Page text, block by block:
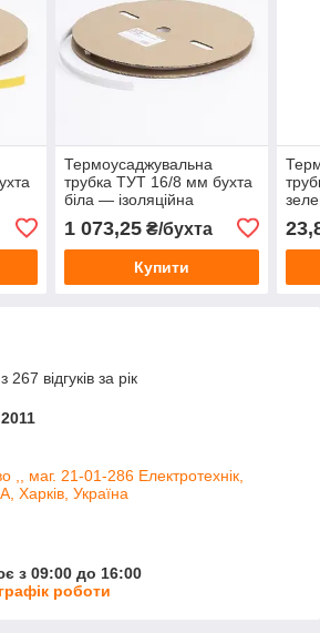
Термоусаджувальна
трубка ТУТ 16/8 мм бухта
біла — ізоляційна
термоусадка для проводів
та кабелю
1 073,25₴/бухта
Купити
та
відгуків за рік
,, маг. 21-01-286 Електротехнік,
Харків, Україна
з 09:00 до 16:00
роботи